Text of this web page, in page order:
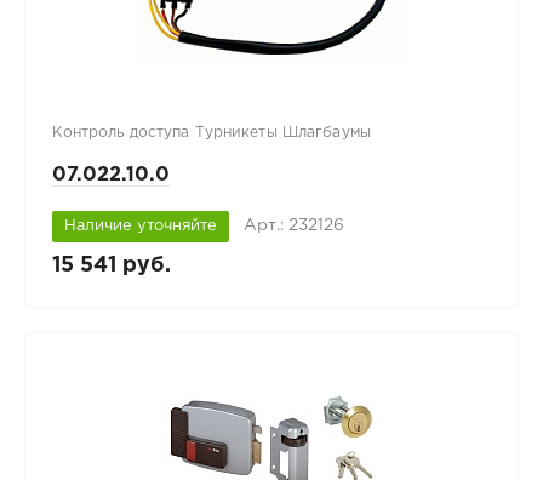
Контроль доступа Турникеты Шлагбаумы
07.022.10.0
Наличие уточняйте Арт.: 232126
15 541 руб.